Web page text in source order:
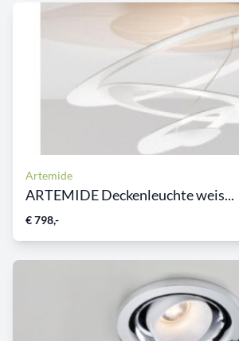
Artemide
ARTEMIDE Deckenleuchte weis...
€ 798,-